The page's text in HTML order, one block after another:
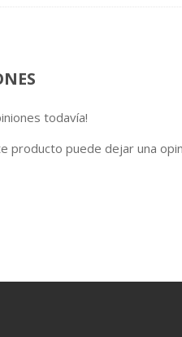
todavía!
producto puede dejar una